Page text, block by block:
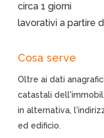
circa 1 giorni
lavorativi a partire
Cosa serve
Oltre ai dati
catastali
in alternativa,
ed edificio.